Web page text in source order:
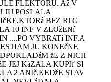
FLEKTORU. Až V
JU POSLALA
BEZ RTG
10 INF V ZLOžENí
....PO VYBRATí INF.A
JU KONEčNE
žE Z NICH
JEJ KáZALA KUPIť SI
2 ANIč.KEDžE STAV